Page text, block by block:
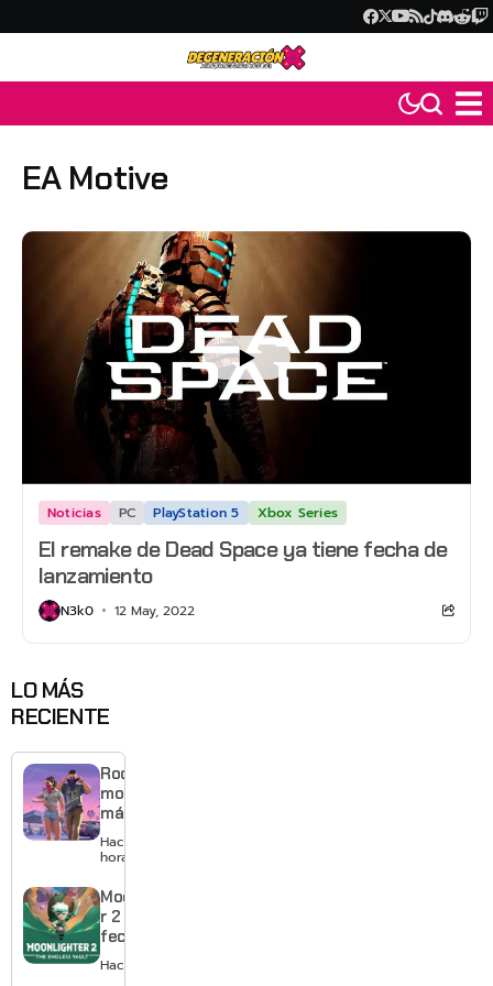
EA Motive
Noticias PC PlayStation 5 Xbox Series
El remake de Dead Space ya tiene fecha de
lanzamiento
N3k0 12 May, 2022
LO MÁS
RECIENTE
Rockstar
mostrará
más de
GTA 6 en
agosto
estreno
anticipado
en Netflix
Hace 3
horas
Moonlighte
r 2 ya tiene
fecha y
puedes
quedarte
Hace 1 día